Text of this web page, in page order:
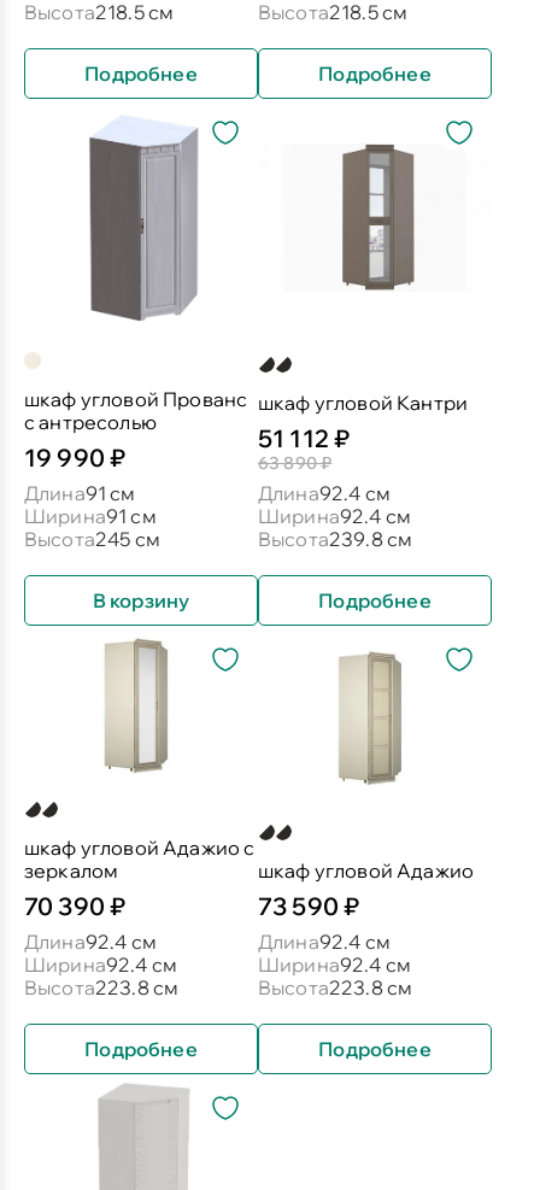
Высота218.5 см
Подробнее
Высота218.5 см
Подробнее
шкаф угловой Прованс
с антресолью
19 990 ₽
Длина91 см
Ширина91 см
Высота245 см
В корзину
шкаф угловой Кантри
51 112 ₽
63 890 ₽
Длина92.4 см
Ширина92.4 см
Высота239.8 см
Подробнее
шкаф угловой Адажио с
зеркалом
70 390 ₽
Длина92.4 см
Ширина92.4 см
Высота223.8 см
Подробнее
шкаф угловой Адажио
73 590 ₽
Длина92.4 см
Ширина92.4 см
Высота223.8 см
Подробнее